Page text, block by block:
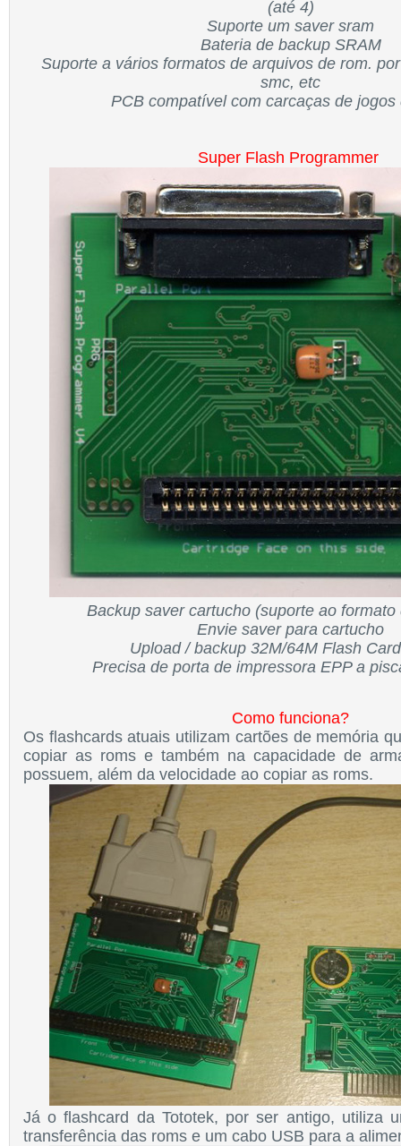
(até 4)
Suporte um saver sram
Bateria de backup SRAM
Suporte a vários formatos de arquivos de rom.
smc, etc
PCB compatível com carcaças de
Super Flash Programmer
Backup saver cartucho (suporte ao formato
Envie saver para cartucho
Upload / backup 32M/64M Flash
Precisa de porta de impressora EPP a
Como funciona?
Os flashcards atuais utilizam cartões de memória
copiar as roms e também na capacidade de
possuem, além da velocidade ao copiar as roms.
Já o flashcard da Tototek, por ser antigo, utiliza
transferência das roms e um cabo USB para a